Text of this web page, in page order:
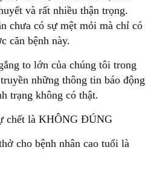
và rất nhiều thận trọng.
chưa có sự mệt mỏi mà chỉ có
căn bệnh này.
to lớn của chúng tôi trong
những thông tin báo động
trạng không có thật.
chết là KHÔNG ĐÚNG
cho bệnh nhân cao tuổi là